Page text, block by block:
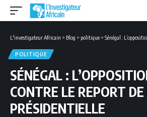
L'investigateur Africain > Blog > politique > Sénégal : L’opposition
POLITIQUE
SÉNÉGAL :
CONTRE LE REPORT
PRÉSIDENTIELLE